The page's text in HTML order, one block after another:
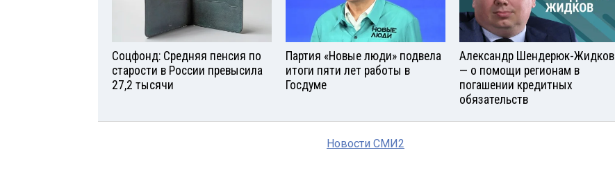
Соцфонд: Средняя пенсия по
старости в России превысила
27,2 тысячи
Партия «Новые люди» подвела
итоги пяти лет работы в
Госдуме
Александр Шендерюк-Жидков
— о помощи регионам в
погашении кредитных
обязательств
Новости СМИ2